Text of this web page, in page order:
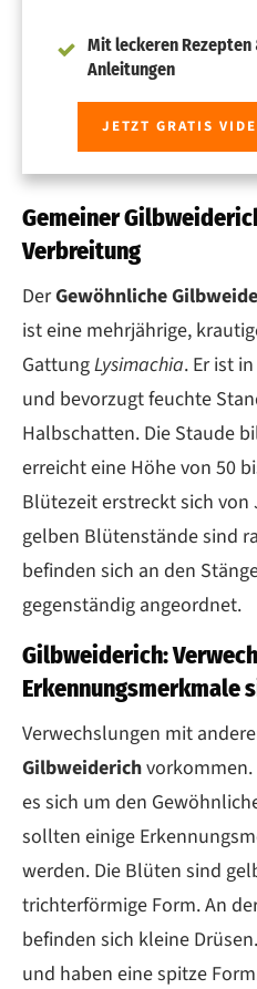
Mit leckeren
Anleitungen
JETZT GRATIS
Gemeiner
Verbreitung
DerGewöhnliche
ist eine mehrjährige,
GattungLysimachia. Er ist
und bevorzugt feuchte
Halbschatten. Die Staude
erreicht eine Höhe von 50
Blütezeit erstreckt sich von
gelben Blütenstände sind
befinden sich an den
gegenständig angeordnet.
Gilbweiderich:
Erkennungsmerkmale
Verwechslungen mit
Gilbweiderichvorkommen.
es sich um den
sollten einige
werden. Die Blüten sind
trichterförmige Form. An
befinden sich kleine
und haben eine spitze